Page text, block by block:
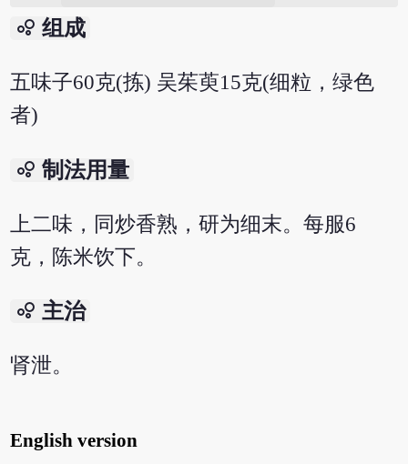
bubble_chart 组成
五味子60克(拣) 吴茱萸15克(细粒，绿色
者)
bubble_chart 制法用量
上二味，同炒香熟，研为细末。每服6
克，陈米饮下。
bubble_chart 主治
肾泄。
English version